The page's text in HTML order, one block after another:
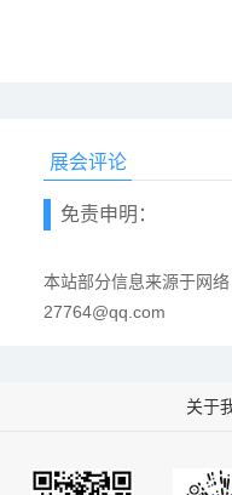
展会评论
免责申明：
本站部分信息来源于网
27764@qq.com
关于